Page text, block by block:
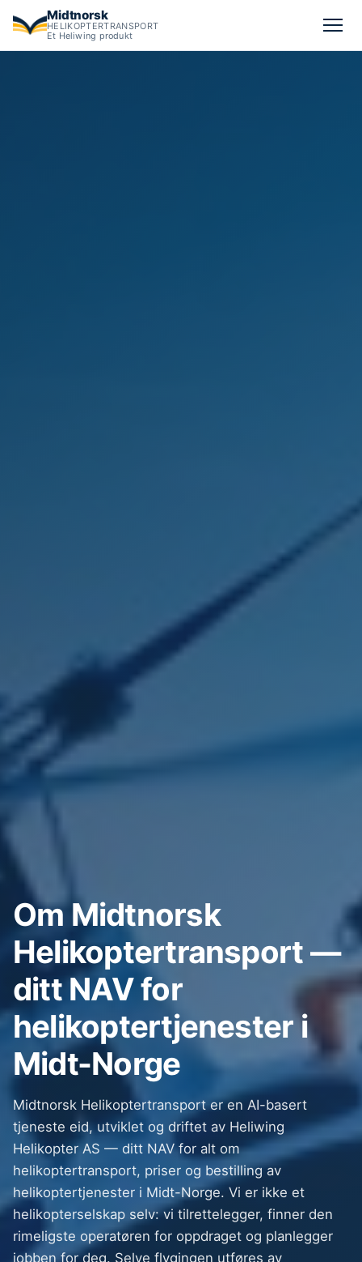
Midtnorsk
HELIKOPTERTRANSPORT
Et Heliwing produkt
Om Midtnorsk
Helikoptertransport —
ditt NAV for
helikoptertjenester i
Midt-Norge
Midtnorsk Helikoptertransport er en AI-basert
tjeneste eid, utviklet og driftet av Heliwing
Helikopter AS — ditt NAV for alt om
helikoptertransport, priser og bestilling av
helikoptertjenester i Midt-Norge. Vi er ikke et
helikopterselskap selv: vi tilrettelegger, finner den
rimeligste operatøren for oppdraget og planlegger
jobben for deg. Selve flygingen utføres av